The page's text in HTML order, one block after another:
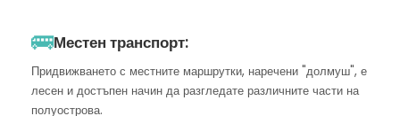
🚌Местен транспорт:
Придвижването с местните маршрутки, наречени "долмуш", е
лесен и достъпен начин да разгледате различните части на
полуострова.